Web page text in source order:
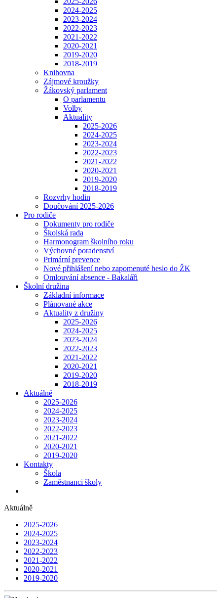
2024-2025
2023-2024
2022-2023
2021-2022
2020-2021
2019-2020
2018-2019
Knihovna
Zájmové kroužky
Žákovský parlament
O parlamentu
Volby
Aktuality
2025-2026
2024-2025
2023-2024
2022-2023
2021-2022
2020-2021
2019-2020
2018-2019
Rozvrhy hodin
Doučování 2025-2026
Pro rodiče
Dokumenty pro rodiče
Školská rada
Harmonogram školního roku
Výchovné poradenství
Primární prevence
Nové přihlášení nebo zapomenuté heslo do ŽK
Omlouvání absence - Bakaláři
Školní družina
Základní informace
Plánované akce
Aktuality z družiny
2025-2026
2024-2025
2023-2024
2022-2023
2021-2022
2020-2021
2019-2020
2018-2019
Aktuálně
2025-2026
2024-2025
2023-2024
2022-2023
2021-2022
2020-2021
2019-2020
Kontakty
Škola
Zaměstnanci školy
Aktuálně
2025-2026
2024-2025
2023-2024
2022-2023
2021-2022
2020-2021
2019-2020